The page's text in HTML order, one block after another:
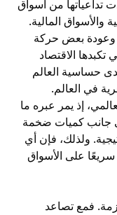
تداعياتها من أسواق
والأسواق المالية.
وعودة بعض حركة
تكبدها الاقتصاد
حساسية العالم
في العالم.
إذ يمر عبره ما
جانب كميات ضخمة
ولذلك، فإن أي
على الأسواق
فمع تصاعد